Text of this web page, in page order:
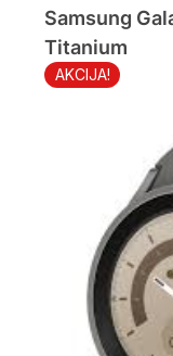
AKCIJA!
Samsung
Titanium